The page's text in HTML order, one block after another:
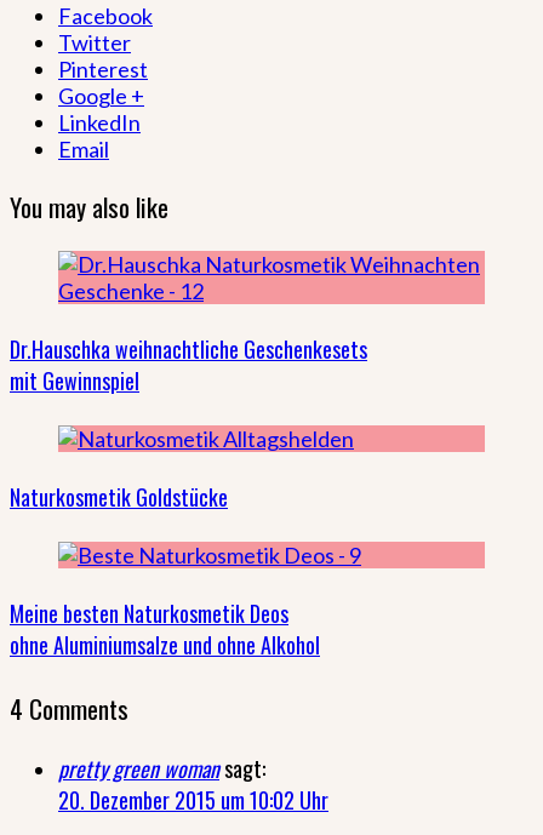
Facebook
Twitter
Pinterest
Google +
LinkedIn
Email
You may also like
Dr.Hauschka weihnachtliche Geschenkesets
mit Gewinnspiel
Naturkosmetik Goldstücke
Meine besten Naturkosmetik Deos
ohne Aluminiumsalze und ohne Alkohol
4 Comments
pretty green womansagt:
20. Dezember 2015 um 10:02 Uhr